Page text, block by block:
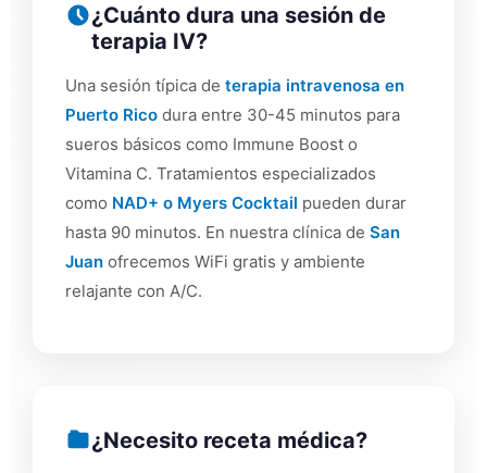
¿Cuánto dura una sesión de
terapia IV?
Una sesión típica de terapia intravenosa en
Puerto Rico dura entre 30-45 minutos para
sueros básicos como Immune Boost o
Vitamina C. Tratamientos especializados
como NAD+ o Myers Cocktail pueden durar
hasta 90 minutos. En nuestra clínica de San
Juan ofrecemos WiFi gratis y ambiente
relajante con A/C.
¿Necesito receta médica?